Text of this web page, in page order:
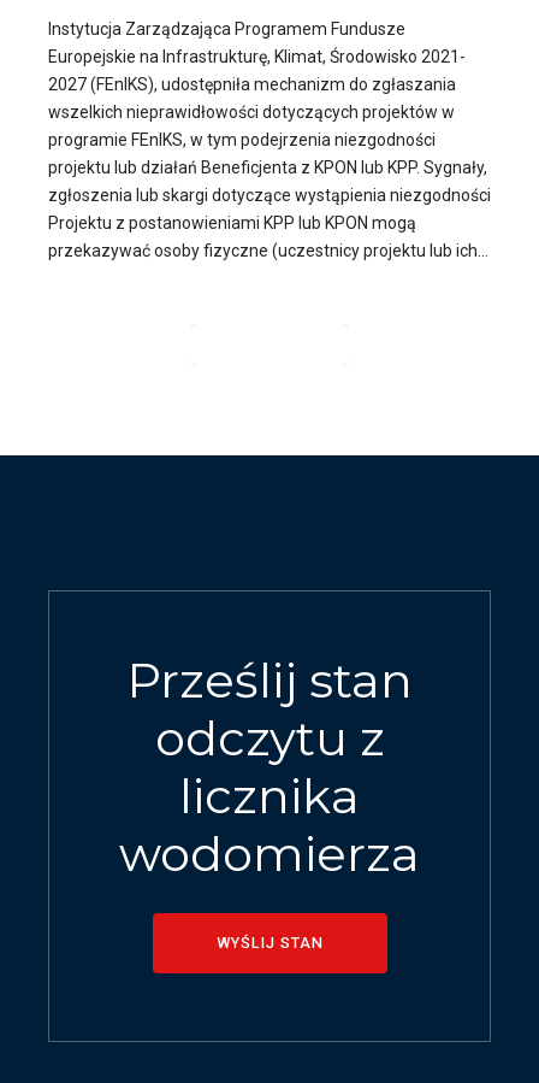
Instytucja Zarządzająca Programem Fundusze
Europejskie na Infrastrukturę, Klimat, Środowisko 2021-
2027 (FEnIKS), udostępniła mechanizm do zgłaszania
wszelkich nieprawidłowości dotyczących projektów w
programie FEnIKS, w tym podejrzenia niezgodności
projektu lub działań Beneficjenta z KPON lub KPP. Sygnały,
zgłoszenia lub skargi dotyczące wystąpienia niezgodności
Projektu z postanowieniami KPP lub KPON mogą
przekazywać osoby fizyczne (uczestnicy projektu lub ich...
Prześlij stan
odczytu z
licznika
wodomierza
WYŚLIJ STAN